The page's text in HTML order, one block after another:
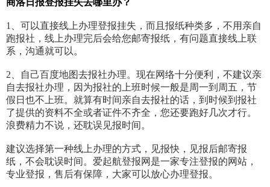
商洛日报登报挂失去哪里办？
1、可以直接线上办理登报挂失，而且报纸种类多，不用亲自
跑报社，线上办理完后会给您邮寄报纸，有问题直接线上联
系，沟通就可以。
2、自己百度地图去报社办理。现在网络十分便利，不建议亲
自去报社办理，因为报社的上班时候一般是周一到周五，节
假日也不上班。就算有时间亲自去报社的话，到时候到报社
了提供的资料不全或者证件不齐全，您还要跑好几次才行。
浪费精力不说，还耽误见报时间。
建议选择第一种线上办理的方式，见报快，见报后邮寄报
纸，不会耽误时间。爱起航登报网是一家专注登报的网站，
专业登报，售后有保障，大家可以放心办理登报。